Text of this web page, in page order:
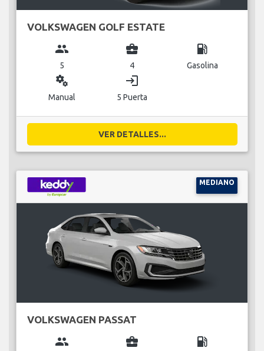
VOLKSWAGEN GOLF ESTATE
group
5
business_center
4
local_gas_station
Gasolina
miscellaneous_services
Manual
login
5 Puerta
VER DETALLES...
MEDIANO
VOLKSWAGEN PASSAT
group business_center local_gas_station